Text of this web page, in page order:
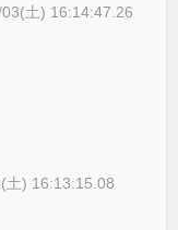
土) 16:14:47.26
土) 16:13:15.08